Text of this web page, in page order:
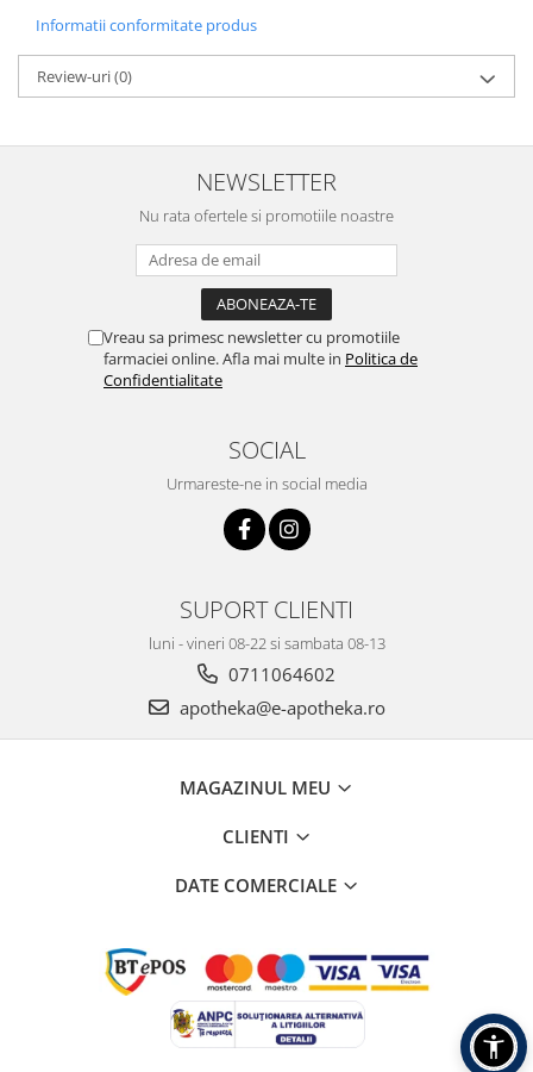
Informatii conformitate produs
Review-uri(0)
NEWSLETTER
Nu rata ofertele si promotiile noastre
Vreau sa primesc newsletter cu promotiile
farmaciei online. Afla mai multe in Politica de
Confidentialitate
SOCIAL
Urmareste-ne in social media
SUPORT CLIENTI
luni - vineri 08-22 si sambata 08-13
0711064602
apotheka@e-apotheka.ro
MAGAZINUL MEU
CLIENTI
DATE COMERCIALE